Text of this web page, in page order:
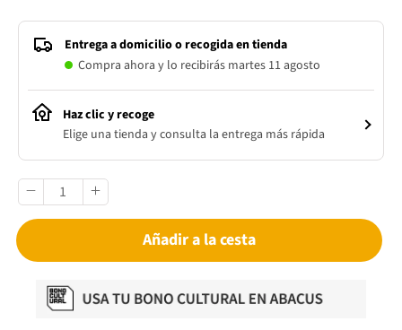
Entrega a domicilio o recogida en tienda
Compra ahora y lo recibirás martes 11 agosto
Haz clic y recoge
Elige una tienda y consulta la entrega más rápida
Añadir a la cesta